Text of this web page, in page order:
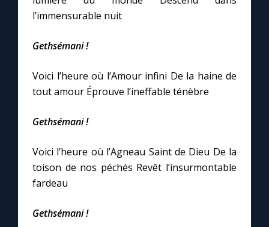
Prier au quotidien
Avec Thérèse de Lisieux
L'Évangile chaque jour
Me consacrer à Jésus par Marie
Mes intentions de prière
l’immensurable nuit
Gethsémani !
Voici l’heure où l’Amour infini De la haine de
tout amour Éprouve l’ineffable ténèbre
Gethsémani !
Voici l’heure où l’Agneau Saint de Dieu De la
toison de nos péchés Revêt l’insurmontable
fardeau
Gethsémani !